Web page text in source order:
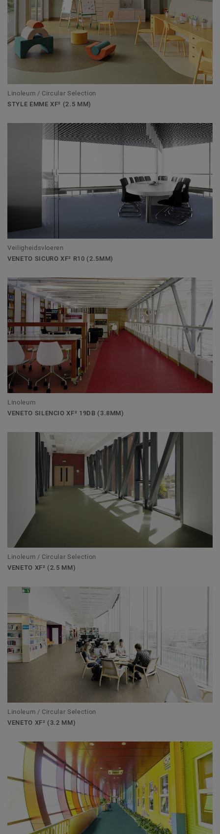
Linoleum / Circular Selection
STYLE EMME XF² (2.5 MM)
Veiligheidsvloeren
VENETO SICURO XF² R10 (2.5MM)
Linoleum
VENETO SILENCIO XF² 19DB (3.8MM)
Linoleum / Circular Selection
VENETO XF² (2.5 MM)
Linoleum / Circular Selection
VENETO XF² (3.2 MM)